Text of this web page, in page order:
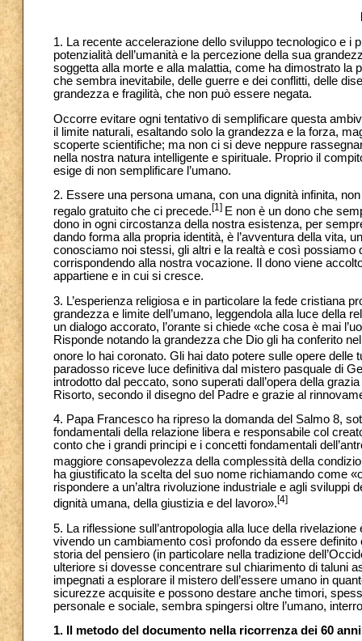
1. La recente accelerazione dello sviluppo tecnologico e i
potenzialità dell’umanità e la percezione della sua
soggetta alla morte e alla malattia, come ha dimostrato la
che sembra inevitabile, delle guerre e dei conflitti, delle
grandezza e fragilità, che non può essere negata.
Occorre evitare ogni tentativo di semplificare questa
il limite naturali, esaltando solo la grandezza e la forza,
scoperte scientifiche; ma non ci si deve neppure
nella nostra natura intelligente e spirituale. Proprio il
esige di non semplificare l’umano.
2. Essere una persona umana, con una dignità infinita,
regalo gratuito che ci precede.[1] E non è un dono che
dono in ogni circostanza della nostra esistenza, per
dando forma alla propria identità, è l’avventura della vita,
conosciamo noi stessi, gli altri e la realtà e così
corrispondendo alla nostra vocazione. Il dono viene
appartiene e in cui si cresce.
3. L’esperienza religiosa e in particolare la fede cristiana
grandezza e limite dell’umano, leggendola alla luce della
un dialogo accorato, l’orante si chiede «che cosa è mai
Risponde notando la grandezza che Dio gli ha conferito
onore lo hai coronato. Gli hai dato potere sulle opere delle
paradosso riceve luce definitiva dal mistero pasquale di
introdotto dal peccato, sono superati dall’opera della
Risorto, secondo il disegno del Padre e grazie al
4. Papa Francesco ha ripreso la domanda del Salmo 8,
fondamentali della relazione libera e responsabile col
conto che i grandi principi e i concetti fondamentali
maggiore consapevolezza della complessità della
ha giustificato la scelta del suo nome richiamando come
rispondere a un’altra rivoluzione industriale e agli sviluppi
dignità umana, della giustizia e del lavoro».[4]
5. La riflessione sull’antropologia alla luce della
vivendo un cambiamento così profondo da essere definito
storia del pensiero (in particolare nella tradizione
ulteriore si dovesse concentrare sul chiarimento di taluni
impegnati a esplorare il mistero dell’essere umano in
sicurezze acquisite e possono destare anche timori,
personale e sociale, sembra spingersi oltre l’umano,
1. Il metodo del documento nella ricorrenza dei 60